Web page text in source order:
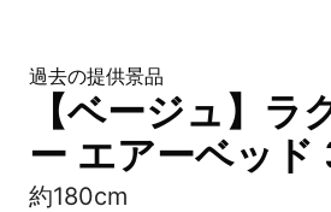
過去の提供景品
【ベージュ】ラ
ー エアーベッド
約180cm